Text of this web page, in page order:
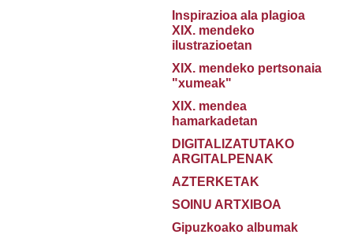
Inspirazioa ala plagioa
XIX. mendeko
ilustrazioetan
XIX. mendeko pertsonaia
"xumeak"
XIX. mendea
hamarkadetan
DIGITALIZATUTAKO
ARGITALPENAK
AZTERKETAK
SOINU ARTXIBOA
Gipuzkoako albumak